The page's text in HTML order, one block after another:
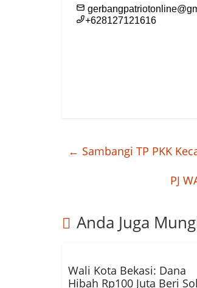
← Sambangi TP PKK
PJ
Anda Juga
Wali Kota Bekasi: Dana
Hibah Rp100 Juta Beri